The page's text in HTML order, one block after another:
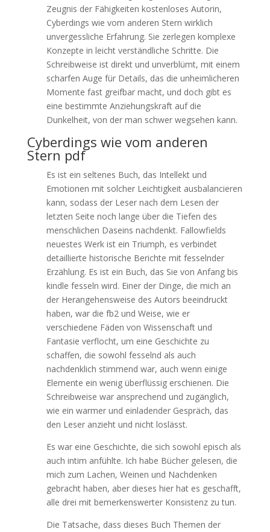
Zeugnis der Fähigkeiten kostenloses Autorin,
Cyberdings wie vom anderen Stern wirklich
unvergessliche Erfahrung. Sie zerlegen komplexe
Konzepte in leicht verständliche Schritte. Die
Schreibweise ist direkt und unverblümt, mit einem
scharfen Auge für Details, das die unheimlicheren
Momente fast greifbar macht, und doch gibt es
eine bestimmte Anziehungskraft auf die
Dunkelheit, von der man schwer wegsehen kann.
Cyberdings wie vom anderen
Stern pdf
Es ist ein seltenes Buch, das Intellekt und
Emotionen mit solcher Leichtigkeit ausbalancieren
kann, sodass der Leser nach dem Lesen der
letzten Seite noch lange über die Tiefen des
menschlichen Daseins nachdenkt. Fallowfields
neuestes Werk ist ein Triumph, es verbindet
detaillierte historische Berichte mit fesselnder
Erzählung. Es ist ein Buch, das Sie von Anfang bis
kindle fesseln wird. Einer der Dinge, die mich an
der Herangehensweise des Autors beeindruckt
haben, war die fb2 und Weise, wie er
verschiedene Fäden von Wissenschaft und
Fantasie verflocht, um eine Geschichte zu
schaffen, die sowohl fesselnd als auch
nachdenklich stimmend war, auch wenn einige
Elemente ein wenig überflüssig erschienen. Die
Schreibweise war ansprechend und zugänglich,
wie ein warmer und einladender Gespräch, das
den Leser anzieht und nicht loslässt.
Es war eine Geschichte, die sich sowohl episch als
auch intim anfühlte. Ich habe Bücher gelesen, die
mich zum Lachen, Weinen und Nachdenken
gebracht haben, aber dieses hier hat es geschafft,
alle drei mit bemerkenswerter Konsistenz zu tun.
Die Tatsache, dass dieses Buch Themen der